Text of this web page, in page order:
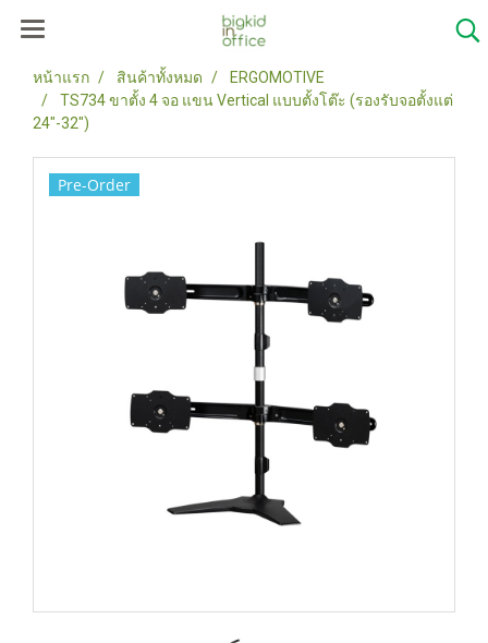
หน้าแรก สินค้าทั้งหมด
ERGOMOTIVE
TS734 ขาตั้ง 4 จอ แขน Vertical แบบตั้งโต๊ะ (รองรับจอตั้งแต่
24"-32")
Pre-Order